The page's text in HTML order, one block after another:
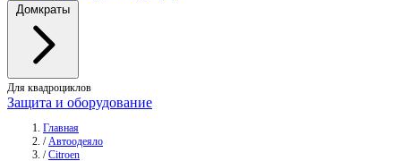
Домкраты
Для квадроциклов
Защита и оборудование
Главная
/ Автоодеяло
/ Citroen